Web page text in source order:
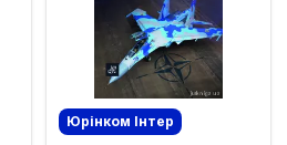
Юрінком Iнтер